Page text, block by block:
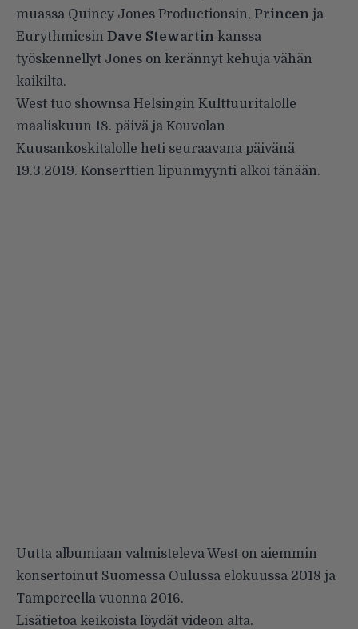
muassa Quincy Jones Productionsin, Princen ja
Eurythmicsin Dave Stewartin kanssa
työskennellyt Jones on kerännyt kehuja vähän
kaikilta.
West tuo shownsa Helsingin Kulttuuritalolle
maaliskuun 18. päivä ja Kouvolan
Kuusankoskitalolle heti seuraavana päivänä
19.3.2019. Konserttien lipunmyynti alkoi tänään.
Uutta albumiaan valmisteleva West on aiemmin
konsertoinut Suomessa Oulussa elokuussa 2018 ja
Tampereella vuonna 2016.
Lisätietoa keikoista löydät videon alta.